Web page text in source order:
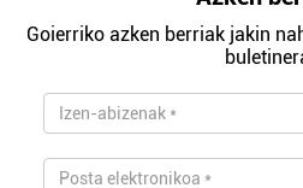
Goierriko azken berriak jakin